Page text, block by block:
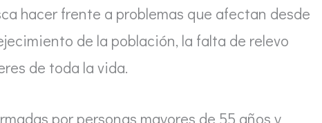
hacer frente a problemas que afectan desde
de la población, la falta de relevo
de toda la vida.
por personas mayores de 55 años y